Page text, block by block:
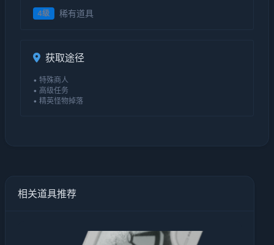
4级 稀有道具
获取途径
• 特殊商人
• 高级任务
• 精英怪物掉落
相关道具推荐